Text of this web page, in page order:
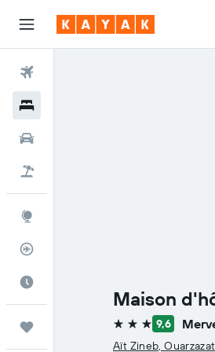
Maison
3 étoiles9,6
Aït Zineb,